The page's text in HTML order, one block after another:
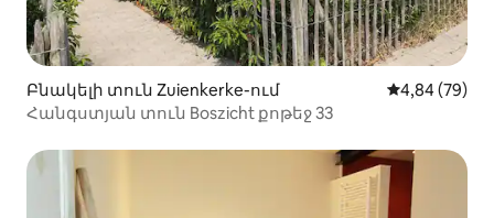
Բնակելի տուն Zuienkerke-ում Միջին
4,84 (79)
Հանգստյան տուն Boszicht քոթեջ 33